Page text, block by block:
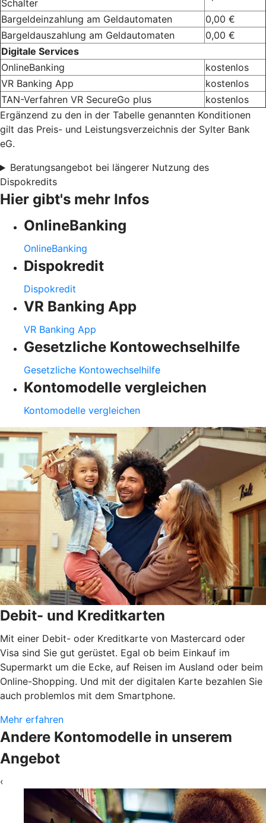
Schalter
Bargeldeinzahlung am Geldautomaten
0,00 €
Bargeldauszahlung am Geldautomaten
0,00 €
Digitale Services
OnlineBanking
kostenlos
VR Banking App
kostenlos
TAN-Verfahren VR SecureGo plus
kostenlos
Ergänzend zu den in der Tabelle genannten Konditionen
gilt das Preis- und Leistungsverzeichnis der Sylter Bank
eG.
Beratungsangebot bei längerer Nutzung des
Dispokredits
Hier gibt's mehr Infos
OnlineBanking
OnlineBanking
Dispokredit
Dispokredit
VR Banking App
VR Banking App
Gesetzliche Kontowechselhilfe
Gesetzliche Kontowechselhilfe
Kontomodelle vergleichen
Kontomodelle vergleichen
Debit- und Kreditkarten
Mit einer Debit- oder Kreditkarte von Mastercard oder
Visa sind Sie gut gerüstet. Egal ob beim Einkauf im
Supermarkt um die Ecke, auf Reisen im Ausland oder beim
Online-Shopping. Und mit der digitalen Karte bezahlen Sie
auch problemlos mit dem Smartphone.
Mehr erfahren
Andere Kontomodelle in unserem
Angebot
‹